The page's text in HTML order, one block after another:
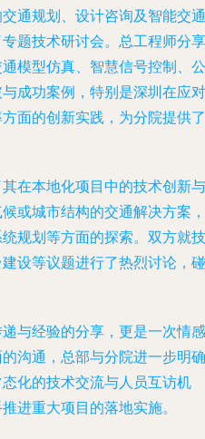
通规划、设计咨询及智能交通
题技术研讨会。总工程师分享
模型仿真、智慧信号控制、公
成功案例，特别是深圳在应对
面的创新实践，为分院提供了
在本地化项目中的技术创新与
或城市结构的交通解决方案，
规划等方面的探索。双方就技
设等议题进行了热烈讨论，碰
与经验的分享，更是一次情感
沟通，总部与分院进一步明确
化的技术交流与人员互访机
进重大项目的落地实施。